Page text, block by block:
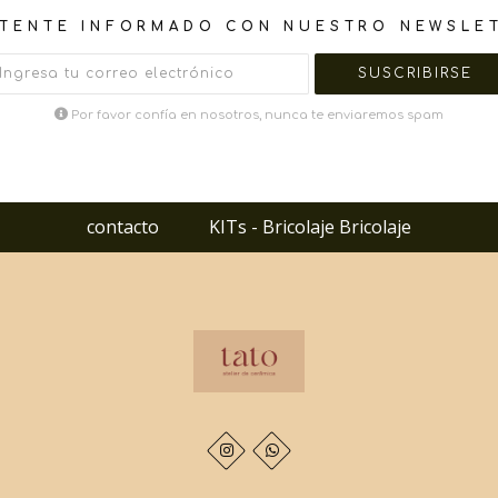
INFORMADO CON NUESTRO
Por favor confía en nosotros, nunca te enviaremos spam
contacto KITs - Bricolaje Bricolaje